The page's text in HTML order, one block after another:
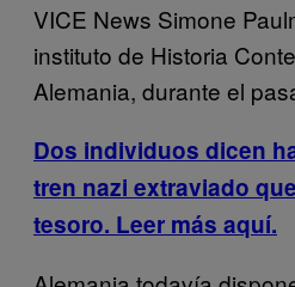
VICE News Simone
instituto de Historia
Alemania, durante el
Dos individuos dicen
tren nazi extraviado
tesoro. Leer más aquí.